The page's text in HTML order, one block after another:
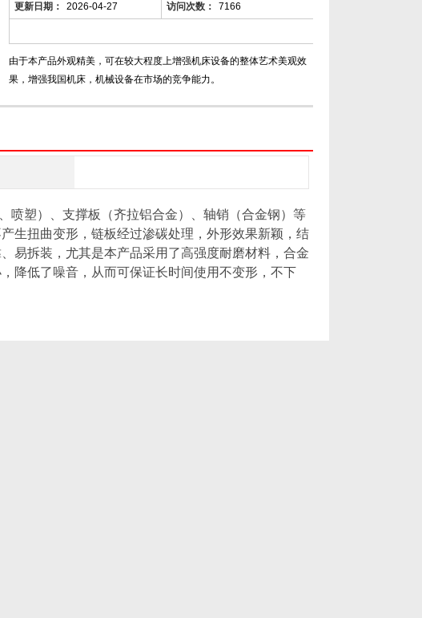
更新日期： 2026-04-27 访问次数： 7166
由于本产品外观精美，可在较大程度上增强机床设备的整体艺术美观效
果，增强我国机床，机械设备在市场的竞争能力。
喷塑）、支撑板（齐拉铝合金）、轴销（合金钢）等
生扭曲变形，链板经过渗碳处理，外形效果新颖，结
易拆装，尤其是本产品采用了高强度耐磨材料，合金
降低了噪音，从而可保证长时间使用不变形，不下